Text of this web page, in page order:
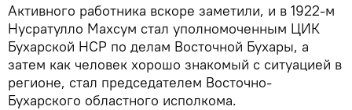
Активного работника вскоре заметили, и в 1922-м
Нусратулло Махсум стал уполномоченным ЦИК
Бухарской НСР по делам Восточной Бухары, а
затем как человек хорошо знакомый с ситуацией в
регионе, стал председателем Восточно-
Бухарского областного исполкома.